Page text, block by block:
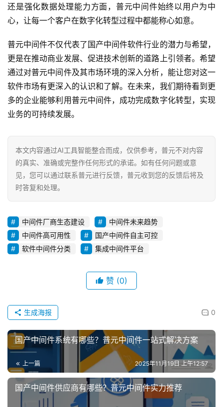
还是强化数据处理能力方面，普元中间件始终以用户为中
心，让每一个客户在数字化转型过程中都能称心如意。
普元中间件不仅代表了国产中间件软件行业的潜力与希望，
更是在推动商业发展、促进技术创新的道路上引领者。希望
通过对普元中间件及其市场环境的深入分析，能让您对这一
软件市场有更深入的认识和了解。在未来，我们期待看到更
多的企业能够利用普元中间件，成功完成数字化转型，实现
业务的可持续发展。
本文内容通过AI工具智能整合而成，仅供参考，普元不对内容
的真实、准确或完整作任何形式的承诺。如有任何问题或意
见，您可以通过联系普元进行反馈，普元收到您的反馈后将及
时答复和处理。
中间件厂商生态建设
中间件未来趋势
中间件高可用性
国产中间件自主可控
软件中间件分类
集成中间件平台
赞 (0)
0
生成海报
国产中间件系统有哪些？普元中间件一站式解决方案
上一篇 2025年11月19日 上午12:57
国产中间件供应商有哪些？普元中间件实力推荐